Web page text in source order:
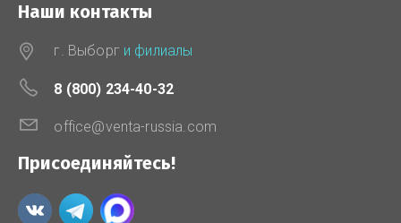
Наши контакты
г. Выборг и филиалы
8 (800) 234-40-32
office@venta-russia.com
Присоединяйтесь!